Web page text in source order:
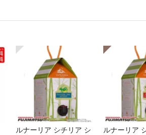
ルナーリア シチリア シ
ルナーリア